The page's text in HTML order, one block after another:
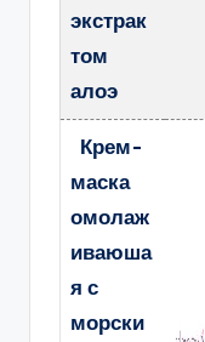
экстрак
том
алоэ
Крем-
маска
омолаж
иваюша
я с
морски